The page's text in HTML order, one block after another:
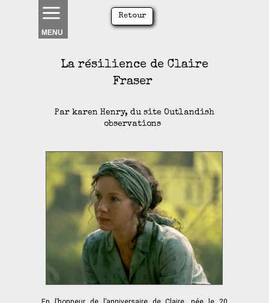
MENU
La résilience de Claire
Fraser
Par karen Henry, du site Outlandish
observations
Retour